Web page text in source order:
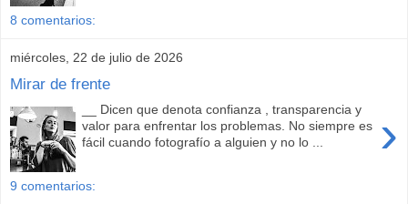
8 comentarios:
miércoles, 22 de julio de 2026
Mirar de frente
›
__ Dicen que denota confianza , transparencia y
valor para enfrentar los problemas. No siempre es
fácil cuando fotografío a alguien y no lo ...
9 comentarios: